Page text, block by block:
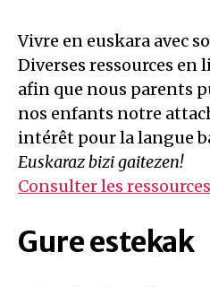
Vivre en euskara avec
Diverses ressources
afin que nous parents
nos enfants notre
intérêt pour la langue
Euskaraz bizi gaitezen!
Consulter les ressources
Gure estekak